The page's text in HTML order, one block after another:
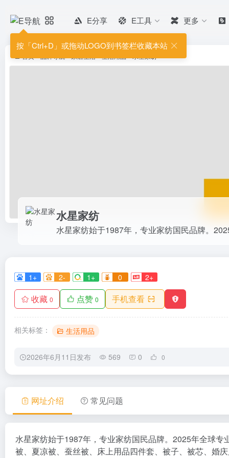
按「Ctrl+D」或拖动LOGO到书签栏收藏本站
E分享 E工具 更多
水星家纺
1+ 2- 1+ 0 2+
收藏 0 点赞 0 手机查看
相关标签： 生活用品
2026年6月11日发布 569 0 0
水星家纺始于1987年，专业家纺
被、鹅绒被、夏凉被、蚕丝被、
网址介绍 常见问题
水星家纺始于1987年，专业家纺国民品牌。2025年全球
被、夏凉被、蚕丝被、床上用品四件套、被子、被芯、婚